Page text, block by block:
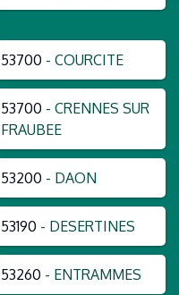
53700 - COURCITE
53700 - CRENNES SUR
FRAUBEE
53200 - DAON
53190 - DESERTINES
53260 - ENTRAMMES